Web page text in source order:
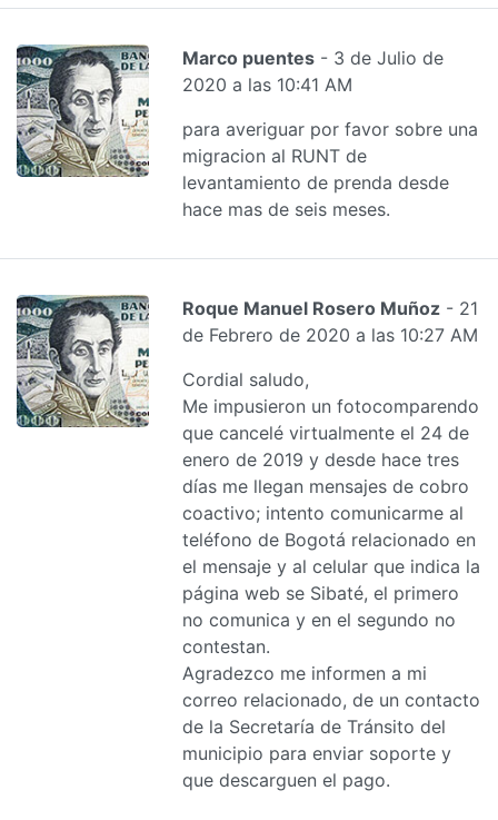
Marco puentes - 3 de Julio de
2020 a las 10:41 AM
para averiguar por favor sobre una
migracion al RUNT de
levantamiento de prenda desde
hace mas de seis meses.
Roque Manuel Rosero Muñoz - 21
de Febrero de 2020 a las 10:27 AM
Cordial saludo,
Me impusieron un fotocomparendo
que cancelé virtualmente el 24 de
enero de 2019 y desde hace tres
días me llegan mensajes de cobro
coactivo; intento comunicarme al
teléfono de Bogotá relacionado en
el mensaje y al celular que indica la
página web se Sibaté, el primero
no comunica y en el segundo no
contestan.
Agradezco me informen a mi
correo relacionado, de un contacto
de la Secretaría de Tránsito del
municipio para enviar soporte y
que descarguen el pago.